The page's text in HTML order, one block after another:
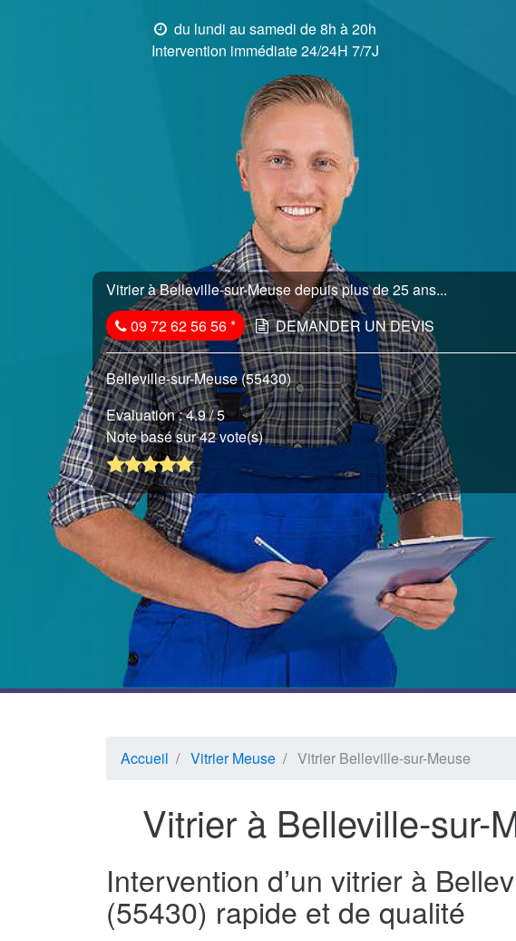
du lundi au samedi de 8h à 20h
Intervention immédiate 24/24H 7/7J
Vitrier à Belleville-sur-Meuse depuis plus de 25 ans...
09 72 62 56 56* DEMANDER UN DEVIS
Belleville-sur-Meuse (55430)
Evaluation :4.9/ 5
Note basé sur 42 vote(s)
Accueil Vitrier Meuse Vitrier Belleville-sur-Meuse
Vitrier à Belleville-sur-
Intervention d’un vitrier à
(55430) rapide et de qualité